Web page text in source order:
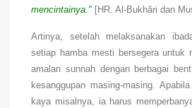
mencintainya." [HR. Al-Bukhâri dan
Artinya, setelah melaksanakan
setiap hamba mesti bersegera untuk
amalan sunnah dengan berbagai
kesanggupan masing-masing.
kaya misalnya, ia harus